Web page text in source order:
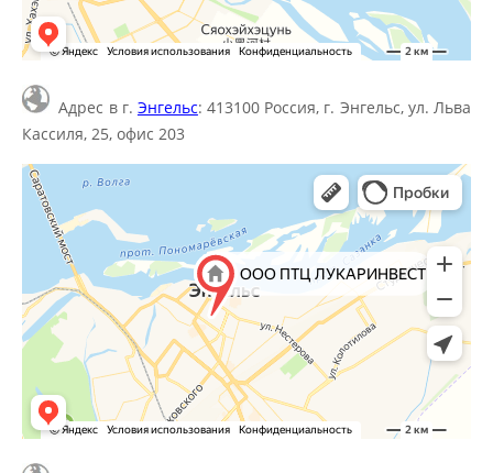
Адрес в г. Энгельс: 413100 Россия, г. Энгельс, ул. Льва
Кассиля, 25, офис 203